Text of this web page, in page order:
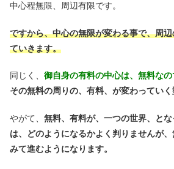
中心程無限、周辺有限です。
ですから、中心の無限が変わる事で、周
ていきます。
同じく、 御自身の有料の中心は、無料なの
その無料の周りの、有料、が変わっていく
やがて、 無料、有料が、一つの世界、と
は、どのようになるかよく判りませんが
みて進むようになります。